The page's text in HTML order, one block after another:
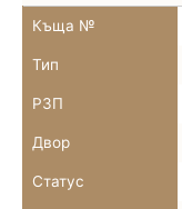
Къща №
Тип
РЗП
Двор
Статус